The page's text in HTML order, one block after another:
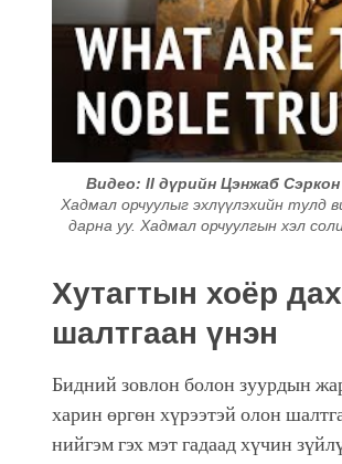
Видео: II дүрийн Цэнжаб
Хадмал орчуулыг эхлүүлэхийн тулд
дарна уу. Хадмал орчуулгын хэл
Хутагтын хоёр
шалтгаан үнэн
Бидний зовлон болон зуурдын
харин өргөн хүрээтэй олон
нийгэм гэх мэт гадаад хүчин